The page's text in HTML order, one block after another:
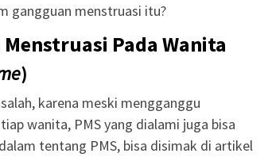
gangguan menstruasi itu?
Pada Wanita
)
karena meski mengganggu
wanita, PMS yang dialami juga bisa
tentang PMS, bisa disimak di artikel